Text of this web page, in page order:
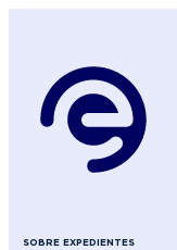
SOBRE EXPEDIENTES